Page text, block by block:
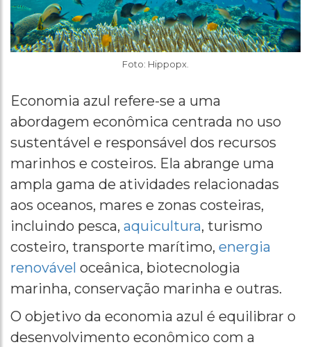
Foto: Hippopx.
Economia azul refere-se a uma
abordagem econômica centrada no uso
sustentável e responsável dos recursos
marinhos e costeiros. Ela abrange uma
ampla gama de atividades relacionadas
aos oceanos, mares e zonas costeiras,
incluindo pesca, aquicultura, turismo
costeiro, transporte marítimo, energia
renovável oceânica, biotecnologia
marinha, conservação marinha e outras.
O objetivo da economia azul é equilibrar o
desenvolvimento econômico com a